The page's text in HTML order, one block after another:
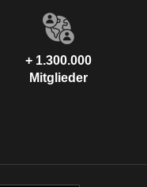
+ 1.300.000
Mitglieder